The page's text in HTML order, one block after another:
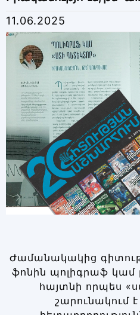
11.06.2025
Ժամանակակից
ֆոնին պոլիգրաֆ կամ
հայտնի որպես
շարունակում